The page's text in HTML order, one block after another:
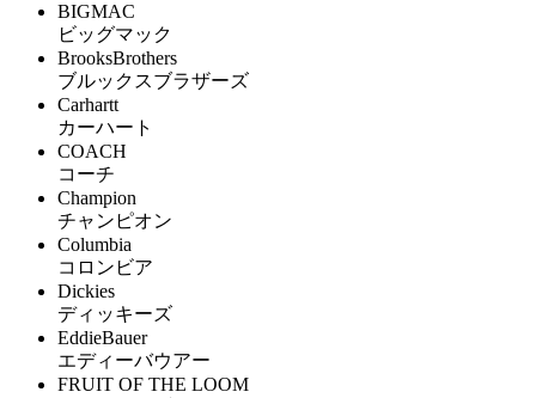
BIGMAC
ビッグマック
BrooksBrothers
ブルックスブラザーズ
Carhartt
カーハート
COACH
コーチ
Champion
チャンピオン
Columbia
コロンビア
Dickies
ディッキーズ
EddieBauer
エディーバウアー
FRUIT OF THE LOOM